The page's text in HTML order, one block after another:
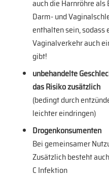
auch die Harnröhre
Darm- und
enthalten sein, sodass
Vaginalverkehr auch
gibt!
unbehandelte
das Risiko zusätzlich
(bedingt durch
leichter eindringen)
Drogenkonsumenten
Bei gemeinsamer
Zusätzlich besteht
C Infektion